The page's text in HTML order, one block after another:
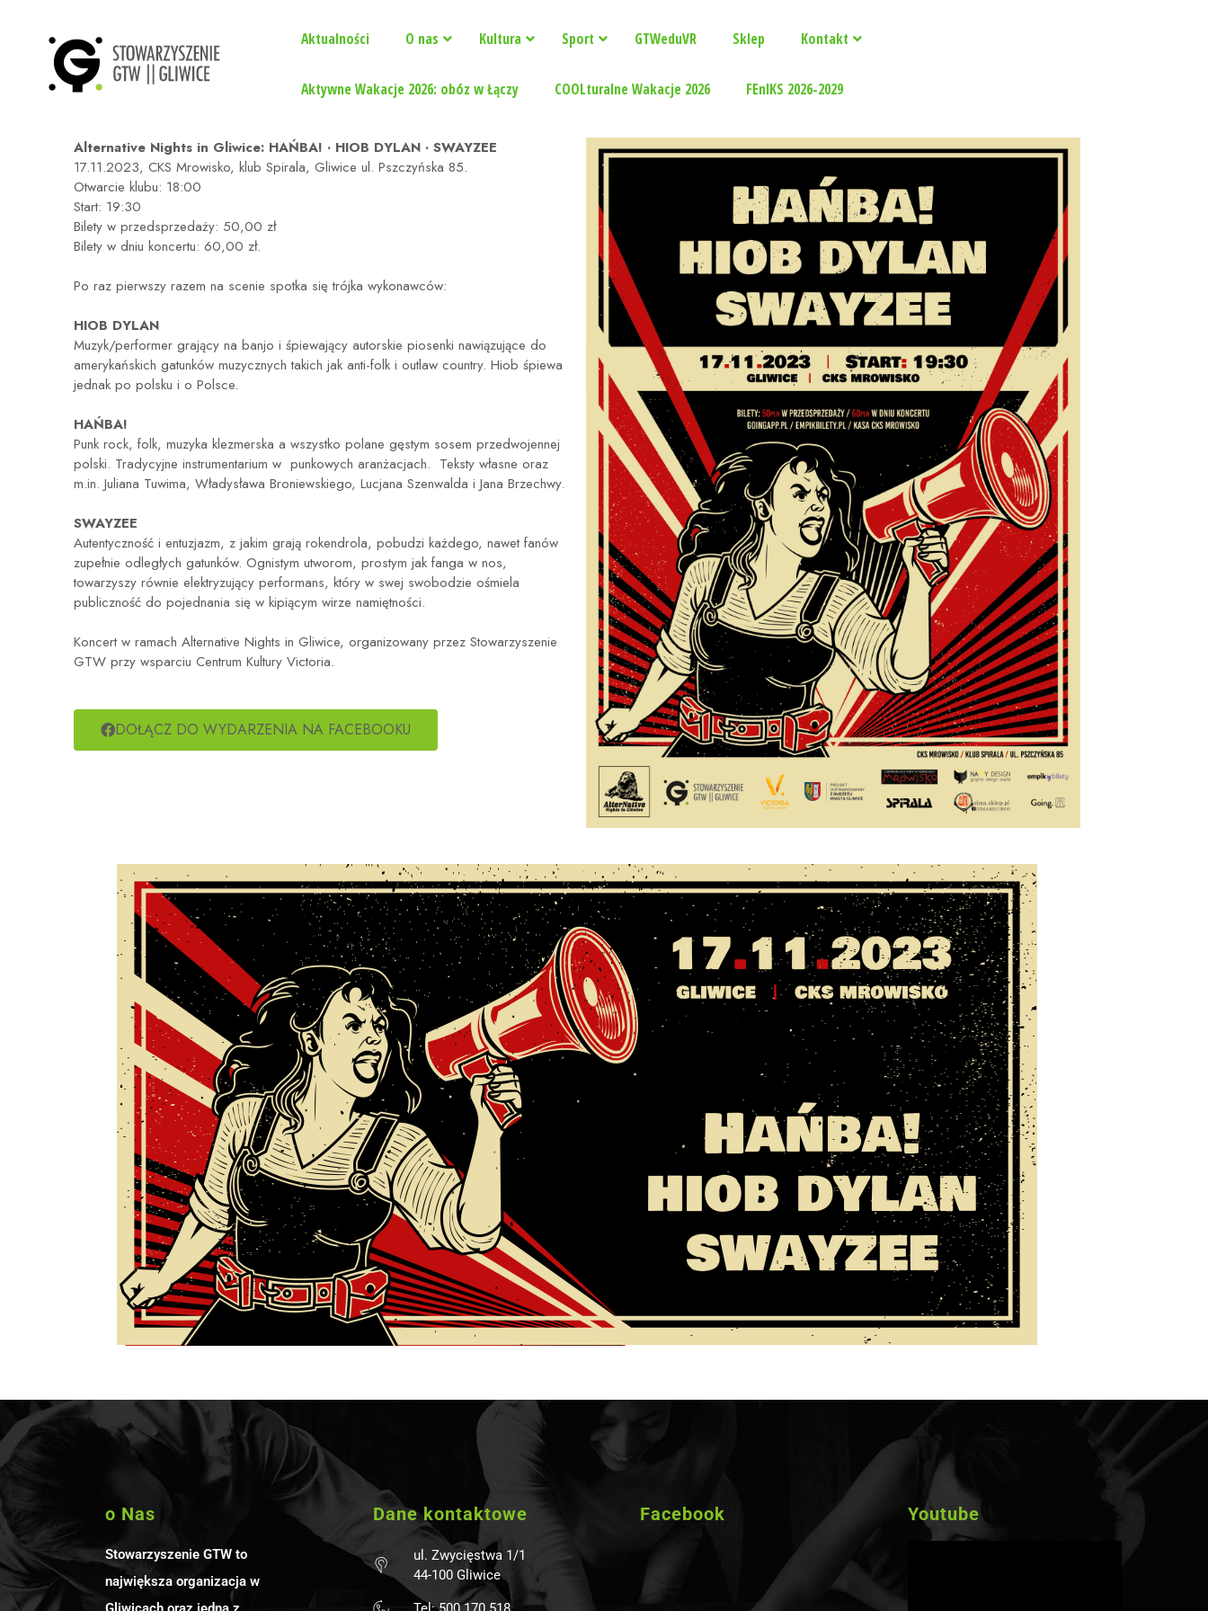
Aktualności O nas Kultura Sport GTWeduVR Sklep Kontakt
Aktywne Wakacje 2026: obóz w Łączy COOLturalne Wakacje 2026 FEnIKS 2026-2029
Alternative Nights in Gliwice: HAŃBA! · HIOB DYLAN · SWAYZEE
17.11.2023, CKS Mrowisko, klub Spirala, Gliwice ul. Pszczyńska 85.
Otwarcie klubu: 18:00
Start: 19:30
Bilety w przedsprzedaży: 50,00 zł
Bilety w dniu koncertu: 60,00 zł.
Po raz pierwszy razem na scenie spotka się trójka wykonawców:
HIOB DYLAN
Muzyk/performer grający na banjo i śpiewający autorskie piosenki nawiązujące do
amerykańskich gatunków muzycznych takich jak anti-folk i outlaw country. Hiob śpiewa
jednak po polsku i o Polsce.
HAŃBA!
Punk rock, folk, muzyka klezmerska a wszystko polane gęstym sosem przedwojennej
polski. Tradycyjne instrumentarium w punkowych aranżacjach. Teksty własne oraz
m.in. Juliana Tuwima, Władysława Broniewskiego, Lucjana Szenwalda i Jana Brzechwy.
SWAYZEE
Autentyczność i entuzjazm, z jakim grają rokendrola, pobudzi każdego, nawet fanów
zupełnie odległych gatunków. Ognistym utworom, prostym jak fanga w nos,
towarzyszy równie elektryzujący performans, który w swej swobodzie ośmiela
publiczność do pojednania się w kipiącym wirze namiętności.
Koncert w ramach Alternative Nights in Gliwice, organizowany przez Stowarzyszenie
GTW przy wsparciu Centrum Kultury Victoria.
DOŁĄCZ DO WYDARZENIA NA FACEBOOKU
o Nas
Stowarzyszenie GTW to
największa organizacja w
Dane kontaktowe
ul. Zwycięstwa 1/1
44-100 Gliwice
Facebook Youtube